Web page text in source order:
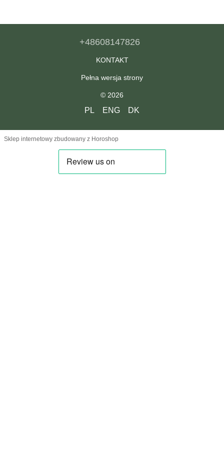
+48608147826
KONTAKT
Pełna wersja strony
© 2026
PL ENG DK
Sklep internetowy zbudowany z Horoshop